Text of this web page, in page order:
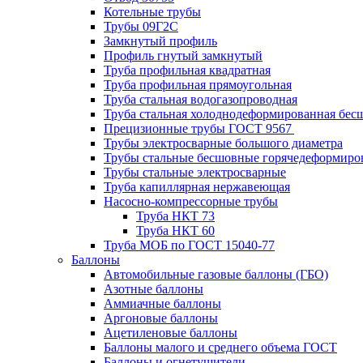
Котельные трубы
Трубы 09Г2С
Замкнутый профиль
Профиль гнутый замкнутый
Труба профильная квадратная
Труба профильная прямоугольная
Труба стальная водогазопроводная
Труба стальная холоднодеформированная
Прецизионные трубы ГОСТ 9567
Трубы электросварные большого диаметра
Трубы стальные бесшовные
Трубы стальные электросварные
Труба капиллярная нержавеющая
Насосно-компрессорные трубы
Труба НКТ 73
Труба НКТ 60
Труба МОБ по ГОСТ 15040-77
Баллоны
Автомобильные газовые баллоны (ГБО)
Азотные баллоны
Аммиачные баллоны
Аргоновые баллоны
Ацетиленовые баллоны
Баллоны малого и среднего объема ГОСТ